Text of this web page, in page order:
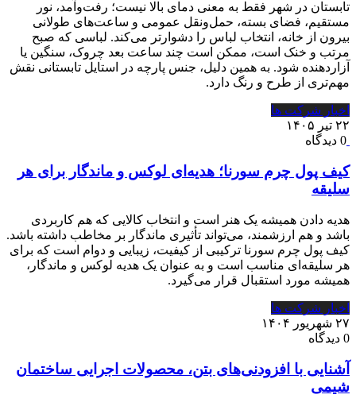
تابستان در شهر فقط به معنی دمای بالا نیست؛ رفت‌وآمد، نور
مستقیم، فضای بسته، حمل‌ونقل عمومی و ساعت‌های طولانی
بیرون از خانه، انتخاب لباس را دشوارتر می‌کند. لباسی که صبح
مرتب و خنک است، ممکن است چند ساعت بعد چروک، سنگین یا
آزاردهنده شود. به همین دلیل، جنس پارچه در استایل تابستانی نقش
مهم‌تری از طرح و رنگ دارد.
اخبار شرکت ها
۲۲ تیر ۱۴۰۵
0 دیدگاه
کیف پول چرم سورنا؛ هدیه‌ای لوکس و ماندگار برای هر
سلیقه
هدیه دادن همیشه یک هنر است و انتخاب کالایی که هم کاربردی
باشد و هم ارزشمند، می‌تواند تأثیری ماندگار بر مخاطب داشته باشد.
کیف پول چرم سورنا ترکیبی از کیفیت، زیبایی و دوام است که برای
هر سلیقه‌ای مناسب است و به عنوان یک هدیه لوکس و ماندگار،
همیشه مورد استقبال قرار می‌گیرد.
اخبار شرکت ها
۲۷ شهریور ۱۴۰۴
0 دیدگاه
آشنایی با افزودنی‌های بتن، محصولات اجرایی ساختمان
شیمی